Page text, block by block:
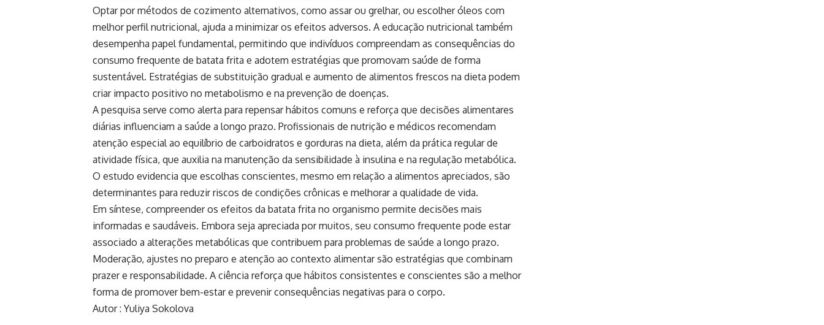
Optar por métodos de cozimento alternativos, como assar ou grelhar, ou escolher óleos com
melhor perfil nutricional, ajuda a minimizar os efeitos adversos. A educação nutricional também
desempenha papel fundamental, permitindo que indivíduos compreendam as consequências do
consumo frequente de batata frita e adotem estratégias que promovam saúde de forma
sustentável. Estratégias de substituição gradual e aumento de alimentos frescos na dieta podem
criar impacto positivo no metabolismo e na prevenção de doenças.
A pesquisa serve como alerta para repensar hábitos comuns e reforça que decisões alimentares
diárias influenciam a saúde a longo prazo. Profissionais de nutrição e médicos recomendam
atenção especial ao equilíbrio de carboidratos e gorduras na dieta, além da prática regular de
atividade física, que auxilia na manutenção da sensibilidade à insulina e na regulação metabólica.
O estudo evidencia que escolhas conscientes, mesmo em relação a alimentos apreciados, são
determinantes para reduzir riscos de condições crônicas e melhorar a qualidade de vida.
Em síntese, compreender os efeitos da batata frita no organismo permite decisões mais
informadas e saudáveis. Embora seja apreciada por muitos, seu consumo frequente pode estar
associado a alterações metabólicas que contribuem para problemas de saúde a longo prazo.
Moderação, ajustes no preparo e atenção ao contexto alimentar são estratégias que combinam
prazer e responsabilidade. A ciência reforça que hábitos consistentes e conscientes são a melhor
forma de promover bem-estar e prevenir consequências negativas para o corpo.
Autor : Yuliya Sokolova